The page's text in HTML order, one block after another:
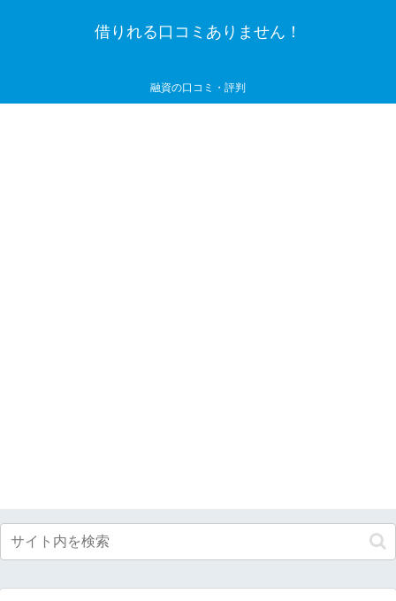
借りれる口コミありません！
融資の口コミ・評判